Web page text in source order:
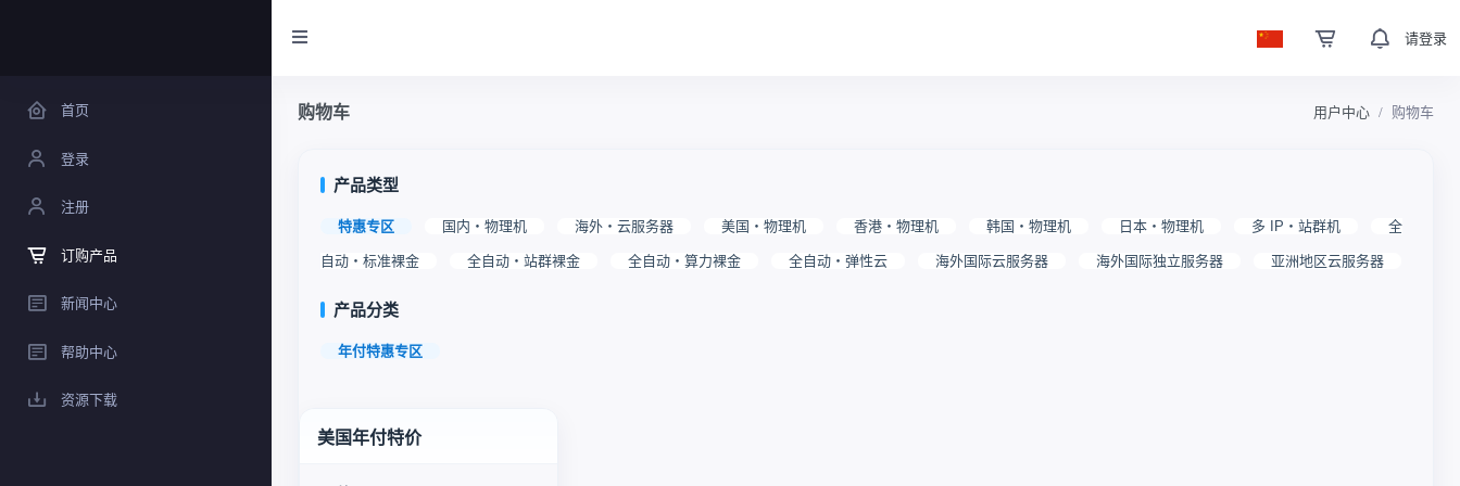
请登录
首页
登录
注册
订购产品
新闻中心
帮助中心
资源下载
购物车 用户中心 购物车
产品类型
特惠专区 国内・物理机 海外・云服务器 美国・物理机 香港・物理机 韩国・物理机 日本・物理机 多 IP・站群机 全
自动・标准裸金 全自动・站群裸金 全自动・算力裸金 全自动・弹性云 海外国际云服务器 海外国际独立服务器 亚洲地区云服务器
产品分类
年付特惠专区
美国年付特价